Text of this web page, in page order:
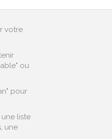
votre
ou
pour
liste
une